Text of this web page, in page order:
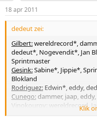
18 apr 2011
dedeut zei:
Gilbert:wereldrecord*,
dedeut*, Nogevendit*, Jan
Sprintmaster
Gesink:Sabine*, Jippie*,
Blokland
Rodriguez: Edwin*, eddy,
Cunego: dammer, jaap,
Vinokourov: wereldrecord,
F. Schleck:Sabine, raakie,
Klik